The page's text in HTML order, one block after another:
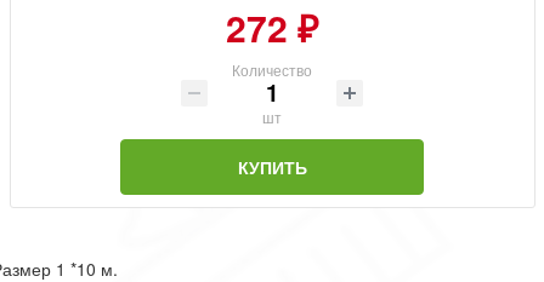
272 ₽
Количество
шт
КУПИТЬ
1 *10 м.